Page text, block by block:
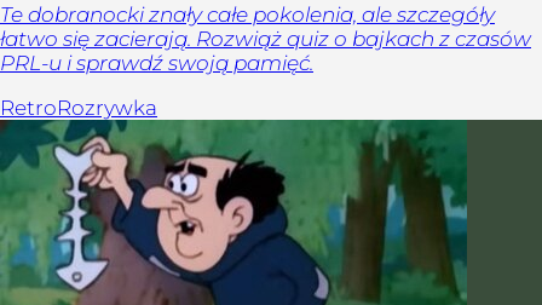
Te dobranocki znały całe pokolenia, ale szczegóły
łatwo się zacierają. Rozwiąż quiz o bajkach z czasów
PRL-u i sprawdź swoją pamięć.
RetroRozrywka